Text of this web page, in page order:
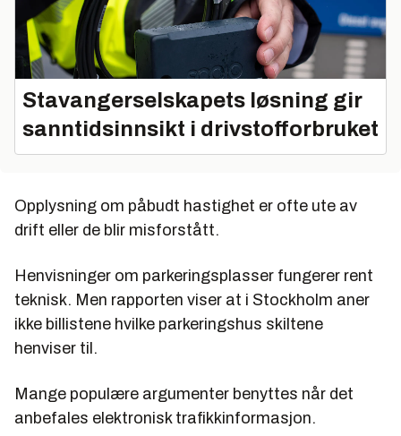
Stavangerselskapets løsning gir
sanntidsinnsikt i drivstofforbruket
Opplysning om påbudt hastighet er ofte ute av
drift eller de blir misforstått.
Henvisninger om parkeringsplasser fungerer rent
teknisk. Men rapporten viser at i Stockholm aner
ikke billistene hvilke parkeringshus skiltene
henviser til.
Mange populære argumenter benyttes når det
anbefales elektronisk trafikkinformasjon.